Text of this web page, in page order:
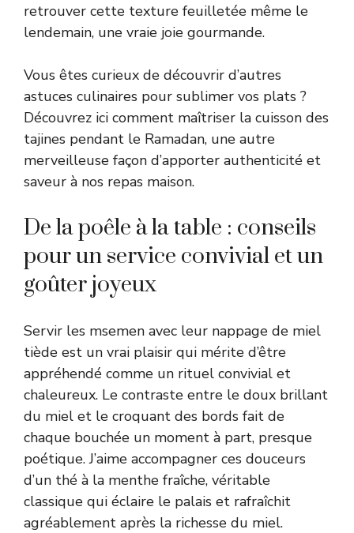
retrouver cette texture feuilletée même le
lendemain, une vraie joie gourmande.
Vous êtes curieux de découvrir d’autres
astuces culinaires pour sublimer vos plats ?
Découvrez ici comment maîtriser la cuisson des
tajines pendant le Ramadan, une autre
merveilleuse façon d’apporter authenticité et
saveur à nos repas maison.
De la poêle à la table : conseils
pour un service convivial et un
goûter joyeux
Servir les msemen avec leur nappage de miel
tiède est un vrai plaisir qui mérite d’être
appréhendé comme un rituel convivial et
chaleureux. Le contraste entre le doux brillant
du miel et le croquant des bords fait de
chaque bouchée un moment à part, presque
poétique. J’aime accompagner ces douceurs
d’un thé à la menthe fraîche, véritable
classique qui éclaire le palais et rafraîchit
agréablement après la richesse du miel.